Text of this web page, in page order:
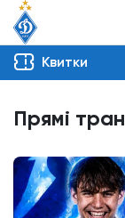
Квитки
Прямі